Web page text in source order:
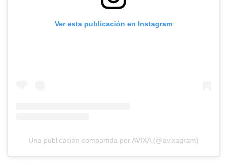
Ver esta publicación en Instagram
Una publicación compartida por AVIXA (@avixagram)